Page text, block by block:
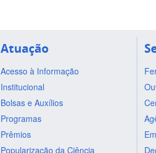
Atuação
Acesso à Informação
Institucional
Bolsas e Auxílios
Programas
Prêmios
Popularização da Ciência